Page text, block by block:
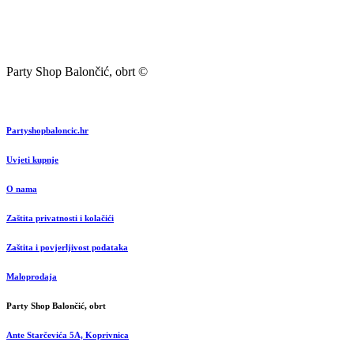
Party Shop Balončić, obrt ©
Partyshopbaloncic.hr
Uvjeti kupnje
O nama
Zaštita privatnosti i kolačići
Zaštita i povjerljivost podataka
Maloprodaja
Party Shop Balončić, obrt
Ante Starčevića 5A, Koprivnica